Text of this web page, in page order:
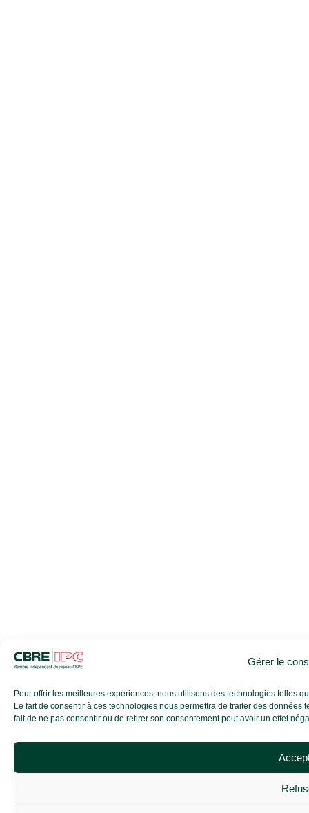
Gérer le
Pour offrir les meilleures expériences, nous utilisons des technologies telles
Le fait de consentir à ces technologies nous permettra de traiter des
fait de ne pas consentir ou de retirer son consentement peut avoir un effet